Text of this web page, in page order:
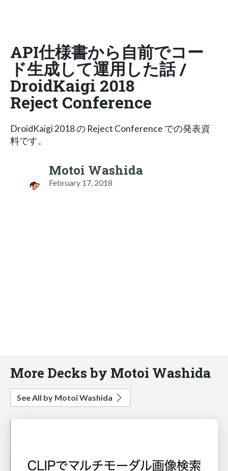
API仕様書から自前でコー
ド生成して運用した話 /
DroidKaigi 2018
Reject Conference
DroidKaigi 2018 の Reject Conference での発表資
料です。
Motoi Washida
February 17, 2018
More Decks by Motoi Washida
See All by Motoi Washida